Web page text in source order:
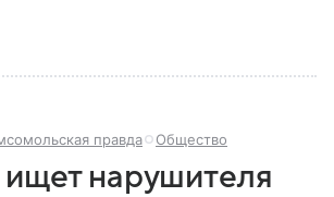
правда Общество
нарушителя